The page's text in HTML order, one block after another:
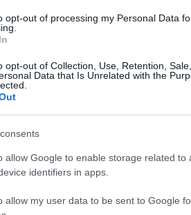
opt-out of processing my Personal Data
opt-out of Collection, Use, Retention,
Data that Is Unrelated with the
allow Google to enable storage related to
identifiers in apps.
allow my user data to be sent to Google
A 2023-as film –
kezd új életet. De vajon
mindennek a
Így működnének a
valóságban a
párákban
HG